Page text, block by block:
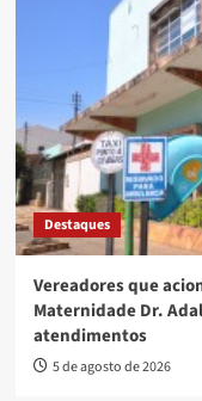
Destaques
Vereadores que
Maternidade Dr.
atendimentos
5 de agosto de 2026